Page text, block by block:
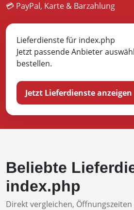
💳 PayPal, Karte & Barzahlung
Lieferdienste für index.php
Jetzt passende Anbieter
bestellen.
Jetzt Lieferdienste anzeigen
Beliebte
index.php
Direkt vergleichen,